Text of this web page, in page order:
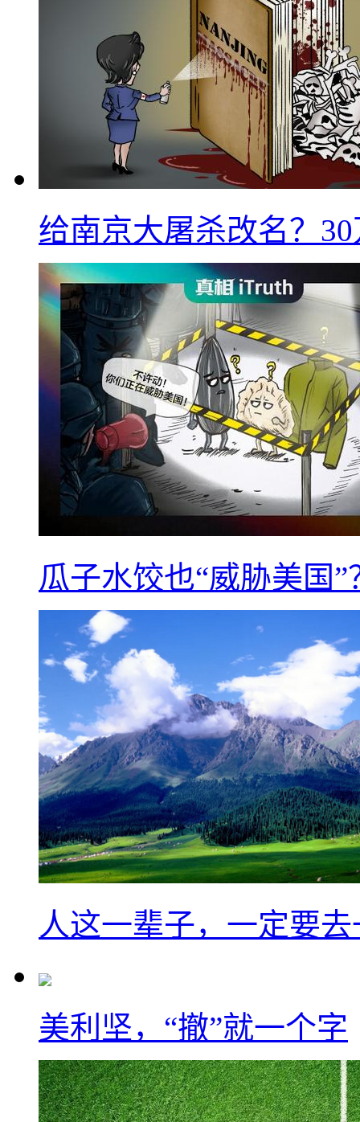
给南京大屠杀改名？
瓜子水饺也“威胁美国”
人这一辈子，一定要
美利坚，“撤”就一个字